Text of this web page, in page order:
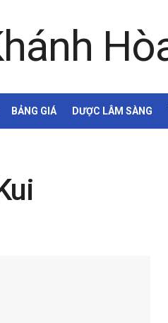
BẢNG GIÁ DƯỢC LÂM SÀNG